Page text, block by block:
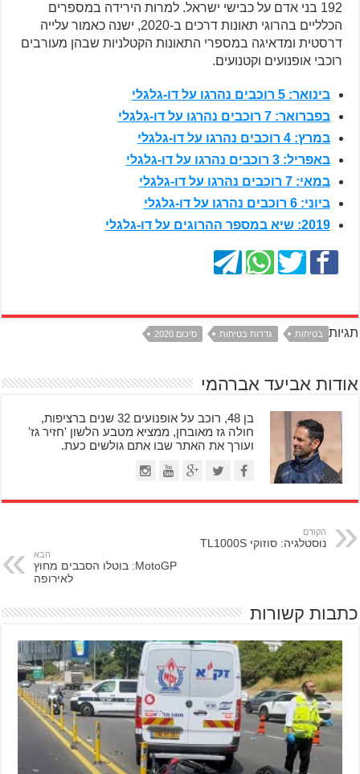
192 בני אדם על כבישי ישראל. למרות הירידה במספרים
הכלליים בהרוגי תאונות דרכים ב-2020, ישנה כאמור עלייה
דרסטית ומדאיגה במספרי התאונות הקטלניות שבהן מעורבים
רוכבי אופנועים וקטנועים.
בינואר: 5 רוכבים נהרגו על דו-גלגלי
בפברואר: 7 רוכבים נהרגו על דו-גלגלי
במרץ: 4 רוכבים נהרגו על דו-גלגלי
באפריל: 3 רוכבים נהרגו על דו-גלגלי
במאי: 7 רוכבים נהרגו על דו-גלגלי
ביוני: 6 רוכבים נהרגו על דו-גלגלי
2019: שיא במספר ההרוגים על דו-גלגלי
תגיות בטיחות גדרות בטיחות סיכום 2020
אודות אביעד אברהמי
בן 48, רוכב על אופנועים 32 שנים ברציפות,
חולה גז מאובחן, ממציא מטבע הלשון 'חזיר גז'
ועורך את האתר שבו אתם גולשים כעת.
הקודם
נוסטלגיה: סוזוקי TL1000S
הבא
MotoGP: בוטלו הסבבים מחוץ
לאירופה
כתבות קשורות